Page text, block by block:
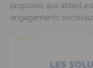
proposés aux
engagements